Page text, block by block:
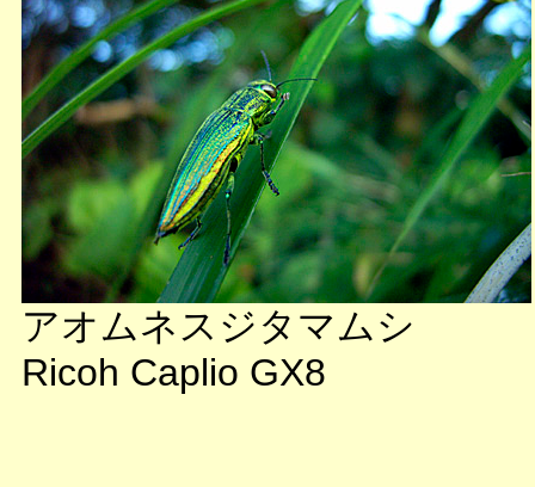
アオムネスジタマムシ
Ricoh Caplio GX8